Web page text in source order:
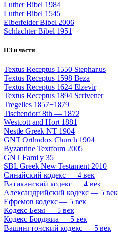
Luther Bibel 1984
Luther Bibel 1545
Elberfelder Bibel 2006
Schlachter Bibel 1951
НЗ и части
Textus Receptus 1550 Stephanus
Textus Receptus 1598 Beza
Textus Receptus 1624 Elzevir
Textus Receptus 1894 Scrivener
Tregelles 1857−1879
Tischendorf 8th — 1872
Westcott and Hort 1881
Nestle Greek NT 1904
GNT Orthodox Church 1904
Byzantine Textform 2005
GNT Family 35
SBL Greek New Testament 2010
Синайский кодекс — 4 век
Ватиканский кодекс — 4 век
Александрийский кодекс — 5 век
Ефремов кодекс — 5 век
Кодекс Безы — 5 век
Кодекс Борджиа — 5 век
Вашингтонский кодекс — 5 век